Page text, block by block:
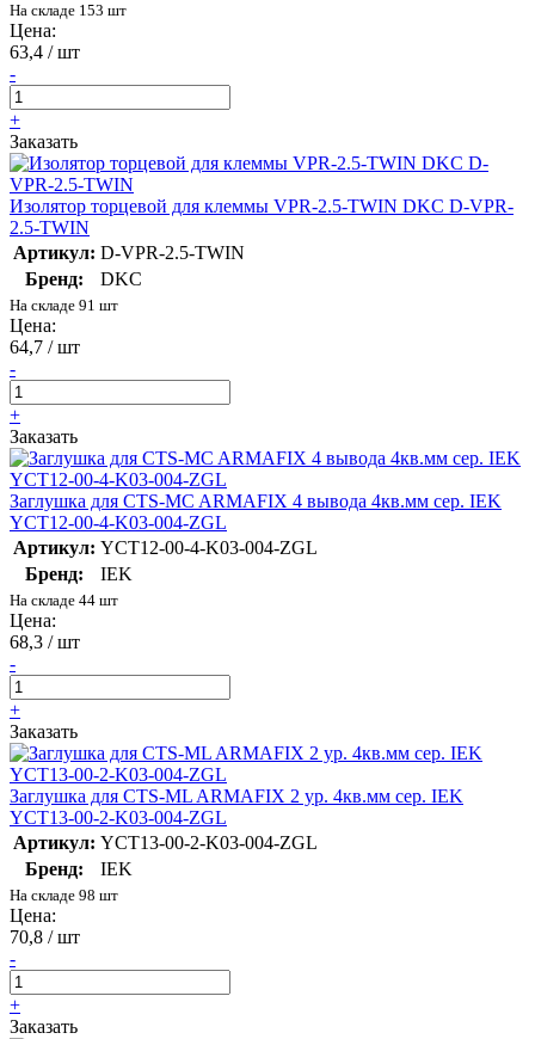
На складе 153 шт
Цена:
63,4 / шт
-
+
Заказать
Изолятор торцевой для клеммы VPR-2.5-TWIN DKC D-VPR-
2.5-TWIN
Артикул: D-VPR-2.5-TWIN
Бренд:
DKC
На складе 91 шт
Цена:
64,7 / шт
-
+
Заказать
Заглушка для CTS-MC ARMAFIX 4 вывода 4кв.мм сер. IEK
YCT12-00-4-K03-004-ZGL
Артикул: YCT12-00-4-K03-004-ZGL
Бренд:
IEK
На складе 44 шт
Цена:
68,3 / шт
-
+
Заказать
Заглушка для CTS-ML ARMAFIX 2 ур. 4кв.мм сер. IEK
YCT13-00-2-K03-004-ZGL
Артикул: YCT13-00-2-K03-004-ZGL
Бренд:
IEK
На складе 98 шт
Цена:
70,8 / шт
-
+
Заказать